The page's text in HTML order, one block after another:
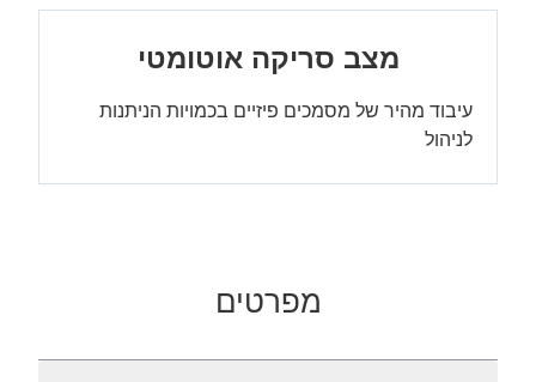
מצב סריקה אוטומטי
עיבוד מהיר של מסמכים פיזיים בכמויות הניתנות
לניהול
מפרטים